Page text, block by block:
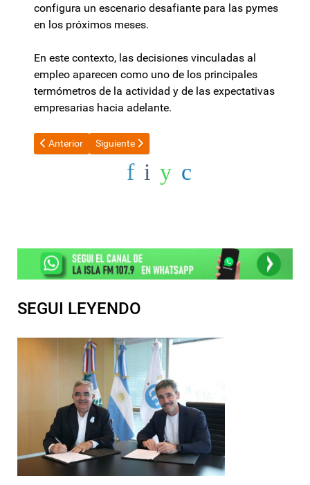
configura un escenario desafiante para las pymes
en los próximos meses.
En este contexto, las decisiones vinculadas al
empleo aparecen como uno de los principales
termómetros de la actividad y de las expectativas
empresarias hacia adelante.
Artículo anterior: Escándalo en Nucleoeléctrica: informe de
Anterior Artículo siguiente: El desembarco de marcas
Siguiente
SEGUI LEYENDO